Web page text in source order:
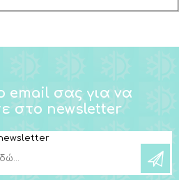
email σας για να
στο newsletter